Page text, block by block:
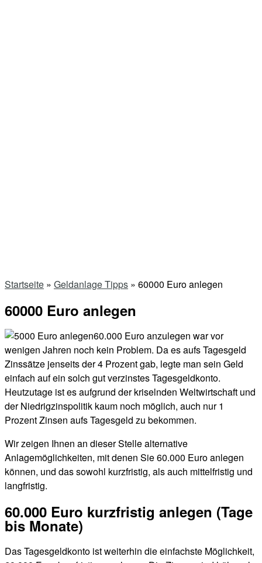
Startseite » Geldanlage Tipps » 60000 Euro anlegen
60000 Euro anlegen
60.000 Euro anzulegen war vor
wenigen Jahren noch kein Problem. Da es aufs Tagesgeld
Zinssätze jenseits der 4 Prozent gab, legte man sein Geld
einfach auf ein solch gut verzinstes Tagesgeldkonto.
Heutzutage ist es aufgrund der kriselnden Weltwirtschaft und
der Niedrigzinspolitik kaum noch möglich, auch nur 1
Prozent Zinsen aufs Tagesgeld zu bekommen.
Wir zeigen Ihnen an dieser Stelle alternative
Anlagemöglichkeiten, mit denen Sie 60.000 Euro anlegen
können, und das sowohl kurzfristig, als auch mittelfristig und
langfristig.
60.000 Euro kurzfristig anlegen (Tage
bis Monate)
Das Tagesgeldkonto ist weiterhin die einfachste Möglichkeit,